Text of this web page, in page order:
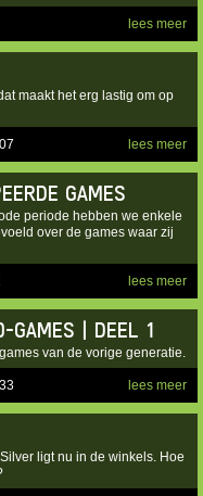
lees meer
maakt het erg lastig om op
lees meer
GAMES
periode hebben we enkele
over de games waar zij
lees meer
GAMES | DEEL 1
van de vorige generatie.
lees meer
ligt nu in de winkels. Hoe